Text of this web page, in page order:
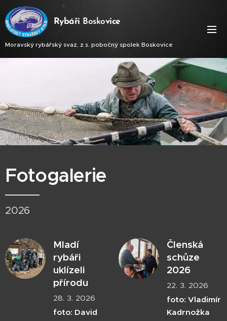
Rybáři Boskovice
Moravský rybářský svaz, z.s. pobočný spolek Boskovice
Fotogalerie
2026
Mladí
rybáři
uklízeli
přírodu
28. 3. 2026
foto: David
Členská
schůze
2026
22. 3. 2026
foto: Vladimír
Kadrnožka